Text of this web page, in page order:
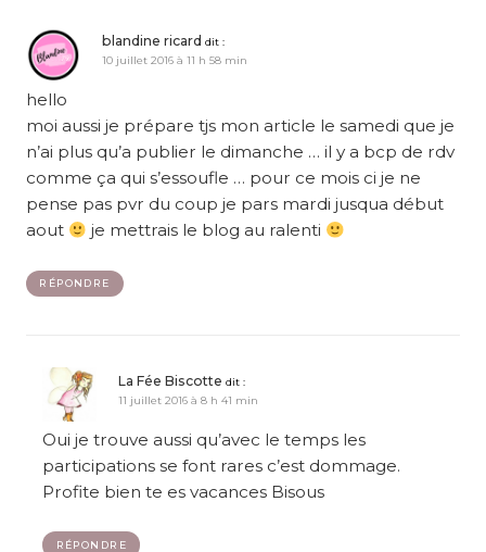
blandine ricard dit :
10 juillet 2016 à 11 h 58 min
hello
moi aussi je prépare tjs mon article le samedi que je
n’ai plus qu’a publier le dimanche … il y a bcp de rdv
comme ça qui s’essoufle … pour ce mois ci je ne
pense pas pvr du coup je pars mardi jusqua début
aout
je mettrais le blog au ralenti
RÉPONDRE
La Fée Biscotte dit :
11 juillet 2016 à 8 h 41 min
Oui je trouve aussi qu’avec le temps les
participations se font rares c’est dommage.
Profite bien te es vacances Bisous
RÉPONDRE